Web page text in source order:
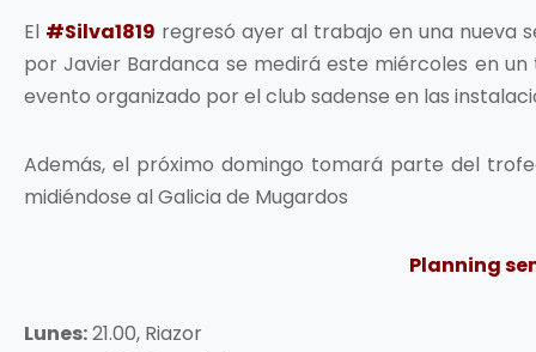
El #Silva1819 regresó ayer al trabajo en una nueva
por Javier Bardanca se medirá este miércoles en
evento organizado por el club sadense en las
Además, el próximo domingo tomará parte del
midiéndose al Galicia de Mugardos
Planning
Lunes:21.00, Riazor